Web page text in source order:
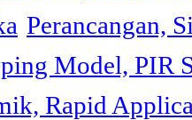
Perancangan,
Model, PIR
Rapid